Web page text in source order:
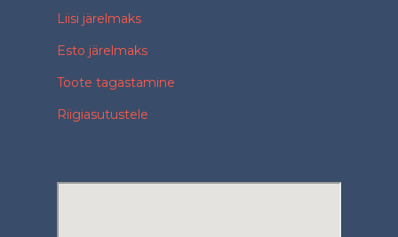
Liisi järelmaks
Esto järelmaks
Toote tagastamine
Riigiasutustele